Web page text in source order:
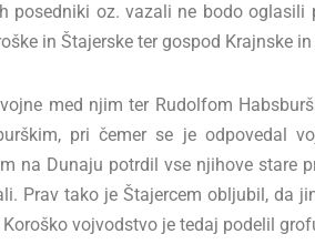
oz. vazali ne bodo oglasili
in Štajerske ter gospod Krajnske
med njim ter Rudolfom
pri čemer se je odpovedal
na Dunaju potrdil vse njihove
Prav tako je Štajercem obljubil, da
vojvodstvo je tedaj podelil